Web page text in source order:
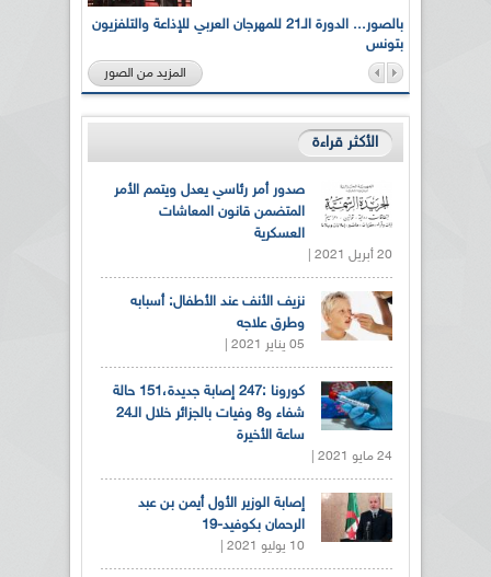
بالصور... الدورة الـ21 للمهرجان العربي للإذاعة والتلفزيون
بتونس
المزيد من الصور
الأكثر قراءة
صدور أمر رئاسي يعدل ويتمم الأمر
المتضمن قانون المعاشات
العسكرية
20 أبريل 2021 |
نزيف الأنف عند الأطفال: أسبابه
وطرق علاجه
05 يناير 2021 |
كورونا :247 إصابة جديدة،151 حالة
شفاء و8 وفيات بالجزائر خلال الـ24
ساعة الأخيرة
24 مايو 2021 |
إصابة الوزير الأول أيمن بن عبد
الرحمان بكوفيد-19
10 يوليو 2021 |